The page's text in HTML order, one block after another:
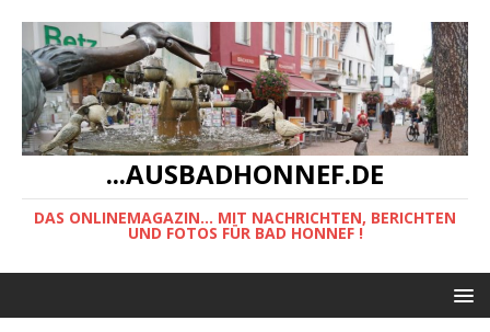
...AUSBADHONNEF.DE
DAS ONLINEMAGAZIN... MIT NACHRICHTEN, BERICHTEN
UND FOTOS FÜR BAD HONNEF !